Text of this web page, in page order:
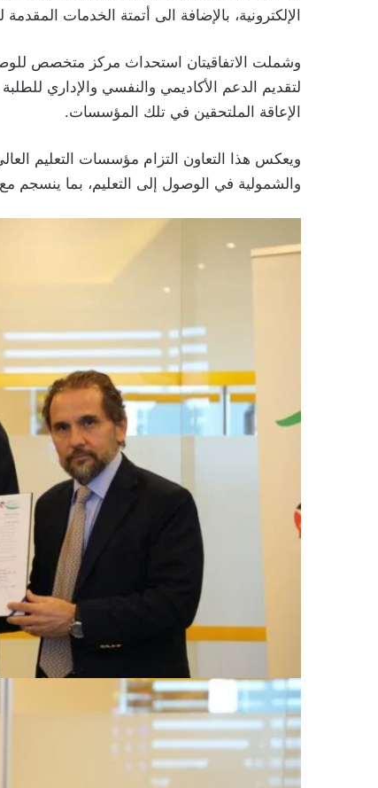
الإلكترونية، بالإضافة الى أتمتة الخدمات
لتقديم الدعم الأكاديمي والنفسي والإداري
الإعاقة الملتحقين في تلك المؤسسات.
ويعكس هذا التعاون التزام مؤسسات التعليم
والشمولية في الوصول إلى التعليم، بما ينسجم مع